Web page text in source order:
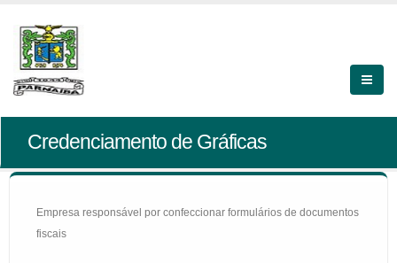
Credenciamento de Gráficas
Empresa responsável por confeccionar formulários de documentos
fiscais